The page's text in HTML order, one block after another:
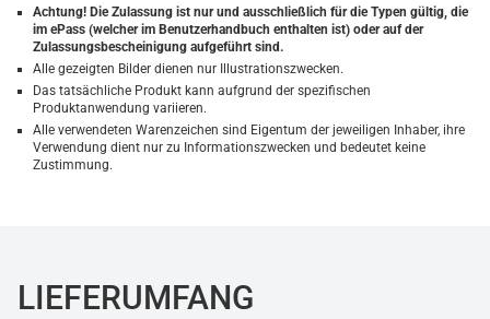
Achtung! Die Zulassung ist nur und ausschließlich für die Typen gültig, die
im ePass (welcher im Benutzerhandbuch enthalten ist) oder auf der
Zulassungsbescheinigung aufgeführt sind.
Alle gezeigten Bilder dienen nur Illustrationszwecken.
Das tatsächliche Produkt kann aufgrund der spezifischen
Produktanwendung variieren.
Alle verwendeten Warenzeichen sind Eigentum der jeweiligen Inhaber, ihre
Verwendung dient nur zu Informationszwecken und bedeutet keine
Zustimmung.
LIEFERUMFANG